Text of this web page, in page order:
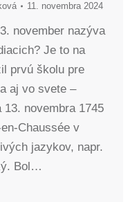
11. novembra 2024
november nazýva
Je to na
prvú školu pre
aj vo svete –
novembra 1745
Chaussée v
jazykov, napr.
Bol…